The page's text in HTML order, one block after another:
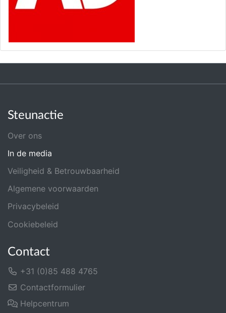
Steunactie
Over ons
In de media
Veiligheid & Betrouwbaarheid
Algemene voorwaarden
Privacybeleid
Cookiebeleid
Contact
+31 (0)85 488 4765
Contactformulier
Helpcentrum